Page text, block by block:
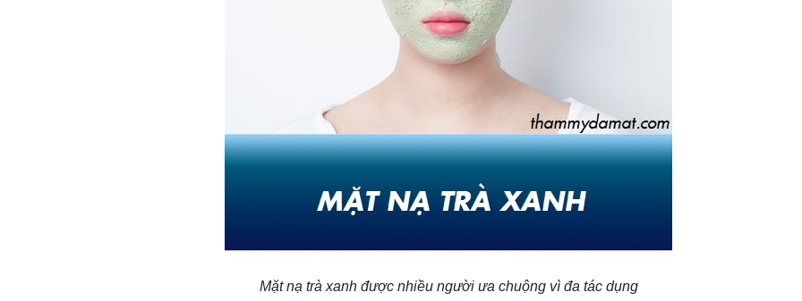
Mặt nạ trà xanh được nhiều người ưa chuộng vì đa tác dụng